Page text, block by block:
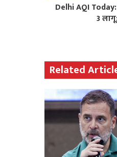
Delhi AQI Today:
3
Related